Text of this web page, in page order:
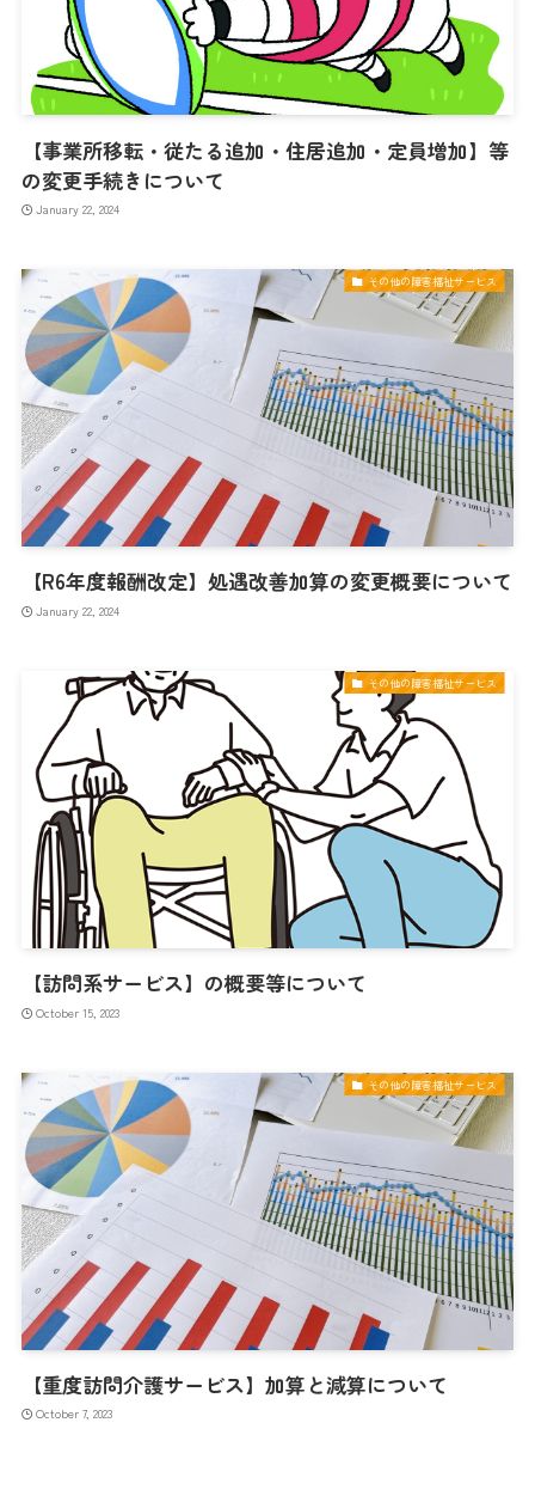
【事業所移転・従たる追加・住居追加・定員増加】等
の変更手続きについて
January 22, 2024
その他の障害福祉サービス
【R6年度報酬改定】処遇改善加算の変更概要について
January 22, 2024
その他の障害福祉サービス
【訪問系サービス】の概要等について
October 15, 2023
その他の障害福祉サービス
【重度訪問介護サービス】加算と減算について
October 7, 2023